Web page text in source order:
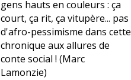
gens hauts en couleurs : ça
court, ça rit, ça vitupère... pas
d'afro-pessimisme dans cette
chronique aux allures de
conte social ! (Marc
Lamonzie)